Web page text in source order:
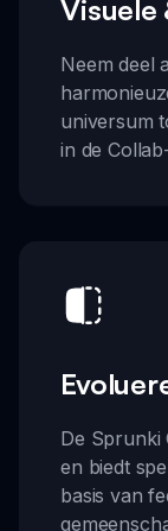
Visuele
Neem deel
universum
in de
De Sprunki
en biedt
basis van